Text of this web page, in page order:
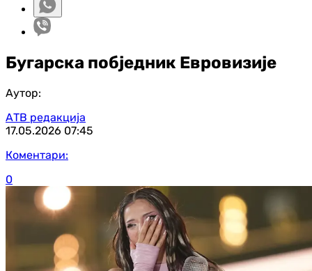
Бугарска побједник Евровизије
Аутор:
АТВ редакција
17.05.2026 07:45
Коментари:
0